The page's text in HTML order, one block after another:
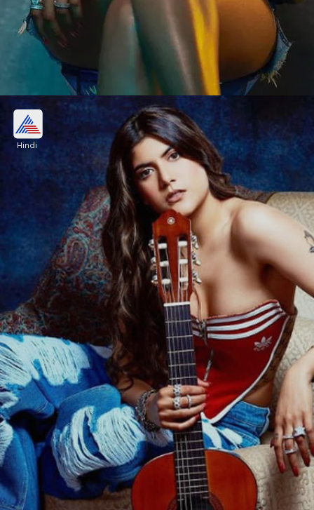
अनन्या के गाने को मिल चुका प्लेटिनम सर्टिफिकेट
अनन्या बिड़ला के गाने को प्लेटिनम सर्टिफिकेट मिल चुका है।
इसका मतलब है किसी एलबम की 1 मिलियन से ज्यादा कॉपी बिकी
हो।
Image credits: instagram
Hindi